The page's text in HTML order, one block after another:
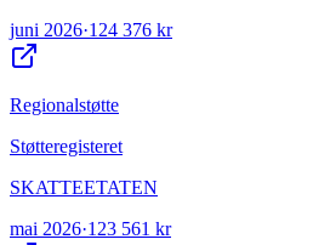
juni 2026·124 376 kr
Regionalstøtte
Støtteregisteret
SKATTEETATEN
mai 2026·123 561 kr